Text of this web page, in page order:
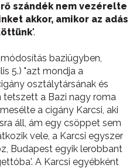
szándék nem vezérelte
akkor, amikor az adás
".
módosítás baziügyben,
5.) "azt mondja a
osztálytársának és
tetszett a Bazi nagy roma
a cigány Karcsi, aki
áll, ám egy csöppet sem
vele, a Karcsi egyszer
Budapest egyik lerobbant
A Karcsi egyébként